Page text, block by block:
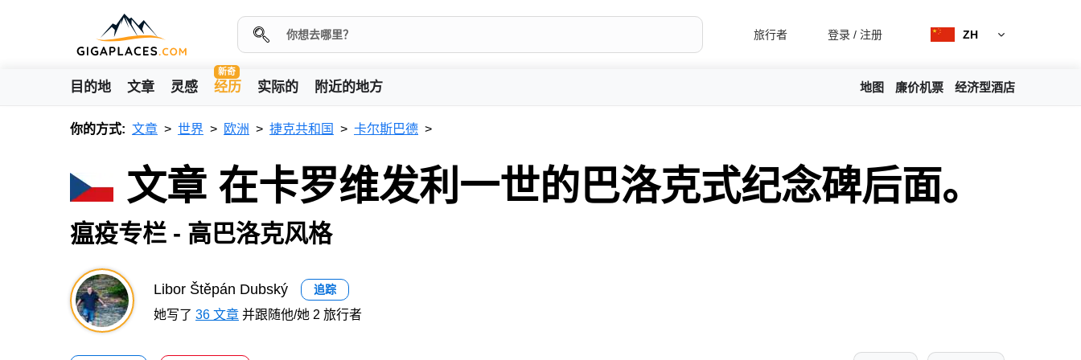
旅行者 登录 / 注册 ZH
目的地 文章 灵感
新奇
经历 实际的 附近的地方 地图 廉价机票 经济型酒店
你的方式: 文章 世界 欧洲 捷克共和国 卡尔斯巴德
文章 在卡罗维发利一世的巴洛克式纪念碑后面。
瘟疫专栏 - 高巴洛克风格
Libor Štěpán Dubský 追踪
她写了 36 文章 并跟随他/她 2 旅行者